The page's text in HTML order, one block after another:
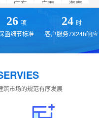
广东 广西
海南
陕西
青海
返回主站
26 项
函细节标准
24 时
客户服务7X24h响应
筑市场的规范有序发展